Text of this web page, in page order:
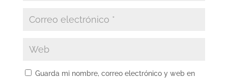
Guarda mi nombre, correo electrónico y web en